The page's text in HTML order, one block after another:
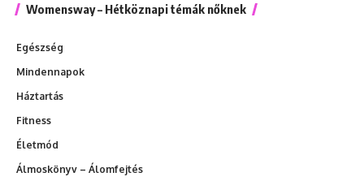
Womensway – Hétköznapi témák nőknek
Egészség
Mindennapok
Háztartás
Fitness
Életmód
Álmoskönyv – Álomfejtés